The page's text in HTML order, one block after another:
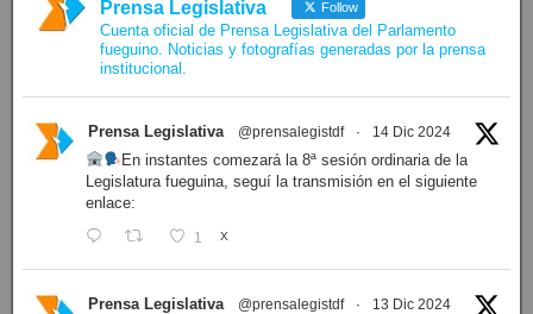
Prensa Legislativa Follow
Cuenta oficial de Prensa Legislativa del Parlamento
fueguino. Noticias y fotografías generadas por la prensa
institucional.
Prensa Legislativa @prensalegistdf · 14 Dic 2024
En instantes comezará la 8ª sesión ordinaria de la
Legislatura fueguina, seguí la transmisión en el siguiente
enlace:
1 X
Prensa Legislativa @prensalegistdf · 13 Dic 2024